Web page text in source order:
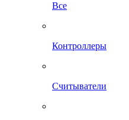
Все
Контроллеры
Считыватели